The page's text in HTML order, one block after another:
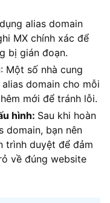
alias domain
MX chính xác để
bị gián đoạn.
: Một số nhà cung
domain cho mỗi
mới để tránh lỗi.
hình: Sau khi hoàn
domain, bạn nên
trình duyệt để đảm
về đúng website